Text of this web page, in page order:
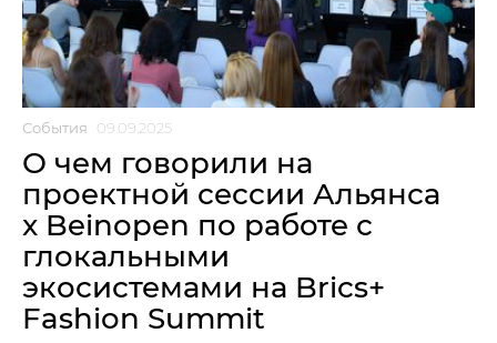
События 09.09.2025
О чем говорили на
проектной сессии Альянса
x Beinopen по работе с
глокальными
экосистемами на Brics+
Fashion Summit